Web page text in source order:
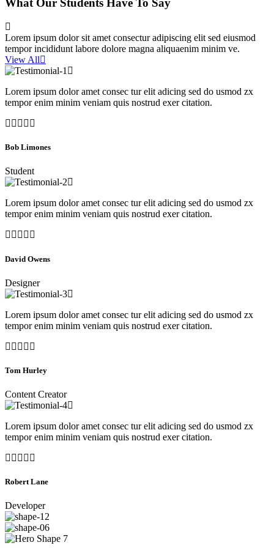
What Our Students Have To Say
Lorem ipsum dolor sit amet consectur adipiscing elit sed eiusmod
tempor incididunt labore dolore magna aliquaenim minim ve.
View All
Lorem ipsum dolor amet consec tur elit adicing sed do usmod zx
tempor enim minim veniam quis nostrud exer citation.
Bob Limones
Student
Lorem ipsum dolor amet consec tur elit adicing sed do usmod zx
tempor enim minim veniam quis nostrud exer citation.
David Owens
Designer
Lorem ipsum dolor amet consec tur elit adicing sed do usmod zx
tempor enim minim veniam quis nostrud exer citation.
Tom Hurley
Content Creator
Lorem ipsum dolor amet consec tur elit adicing sed do usmod zx
tempor enim minim veniam quis nostrud exer citation.
Robert Lane
Developer